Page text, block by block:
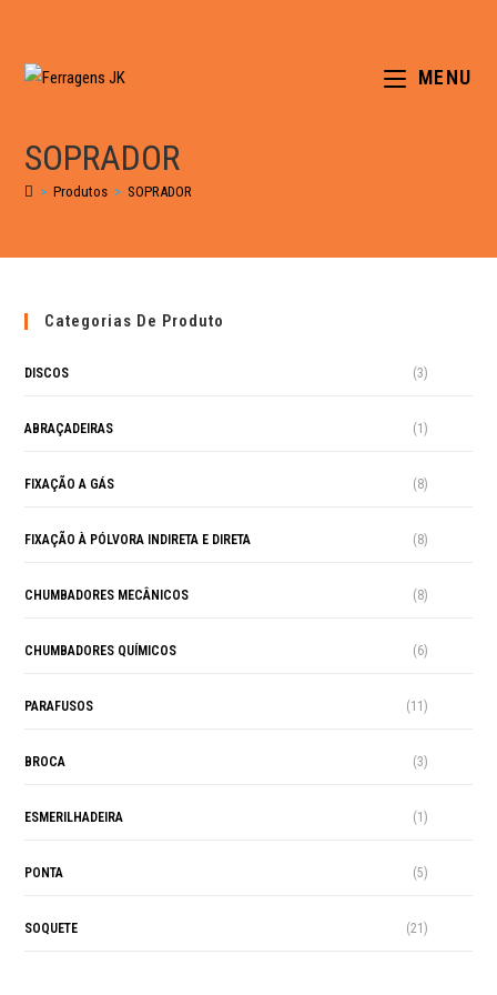
MENU
SOPRADOR
> Produtos > SOPRADOR
Categorias De Produto
DISCOS (3)
ABRAÇADEIRAS (1)
FIXAÇÃO A GÁS (8)
FIXAÇÃO À PÓLVORA INDIRETA E DIRETA (8)
CHUMBADORES MECÂNICOS (8)
CHUMBADORES QUÍMICOS (6)
PARAFUSOS (11)
BROCA (3)
ESMERILHADEIRA (1)
PONTA (5)
SOQUETE (21)